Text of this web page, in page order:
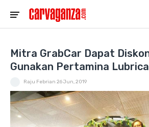
Mitra GrabCar Dapat
Gunakan Pertamina
Raju Febrian 26 Jun, 2019